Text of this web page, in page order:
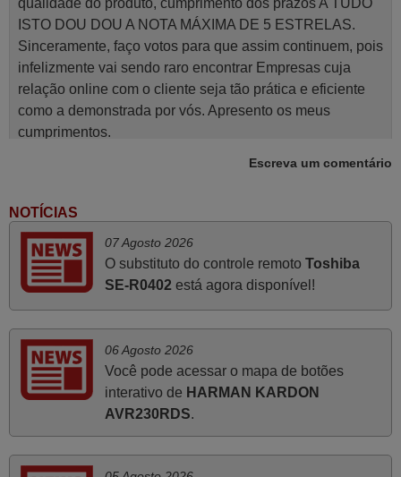
qualidade do produto, cumprimento dos prazos A TUDO
ISTO DOU DOU A NOTA MÁXIMA DE 5 ESTRELAS.
Sinceramente, faço votos para que assim continuem, pois
infelizmente vai sendo raro encontrar Empresas cuja
relação online com o cliente seja tão prática e eficiente
como a demonstrada por vós. Apresento os meus
cumprimentos.
Paulo,
Já recebi o comando bem embalado mas não é de
origem mas trabalha bem, obrigada!..
Francisco Alexandre,
Abril 2025
O comando veio bem embrulhado e protegido. Fez logo a
Funciona na perfeição. Recomendo vivamente este
Escreva um comentário
NOTÍCIAS
07 Agosto 2026
O substituto do controle remoto Toshiba
SE-R0402 está agora disponível!
06 Agosto 2026
Você pode acessar o mapa de botões
interativo de HARMAN KARDON
AVR230RDS.